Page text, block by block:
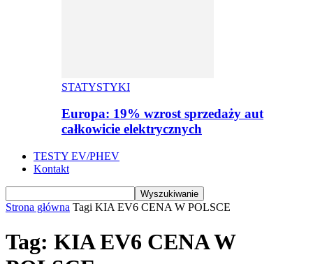
STATYSTYKI
Europa: 19% wzrost sprzedaży aut
całkowicie elektrycznych
TESTY EV/PHEV
Kontakt
Strona główna Tagi KIA EV6 CENA W POLSCE
Tag: KIA EV6 CENA W